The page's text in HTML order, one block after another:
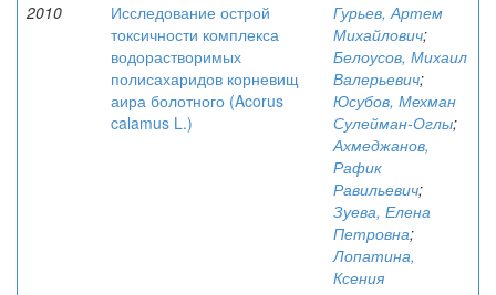
2010
Исследование острой
токсичности комплекса
водорастворимых
полисахаридов корневищ
аира болотного (Acorus
calamus L.)
Гурьев, Артем
Михайлович;
Белоусов, Михаил
Валерьевич;
Юсубов, Мехман
Сулейман-Оглы;
Ахмеджанов,
Рафик
Равильевич;
Зуева, Елена
Петровна;
Лопатина,
Ксения